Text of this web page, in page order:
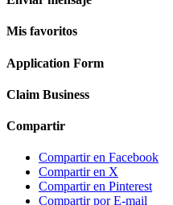
Mis favoritos
Application Form
Claim Business
Compartir
Compartir en Facebook
Compartir en X
Compartir en Pinterest
Compartir por E-mail